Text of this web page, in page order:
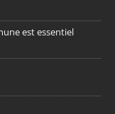
est essentiel